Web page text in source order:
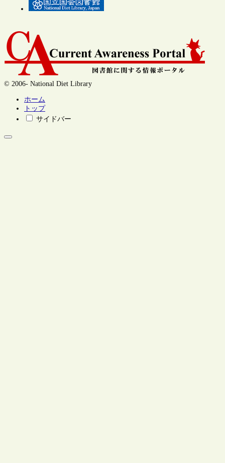
© 2006- National Diet Library
ホーム
トップ
サイドバー